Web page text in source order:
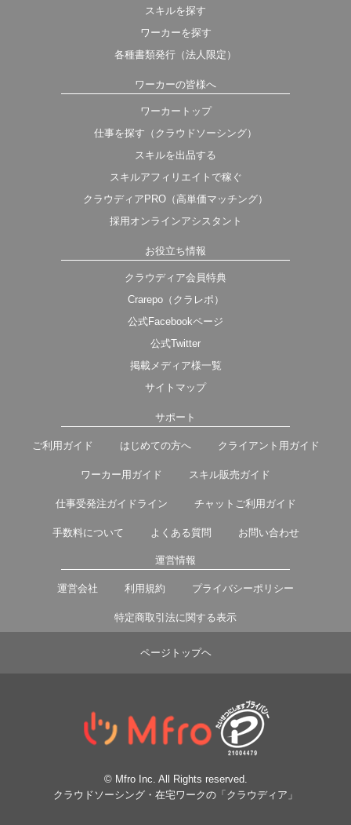
スキルを探す
ワーカーを探す
各種書類発行（法人限定）
ワーカーの皆様へ
ワーカートップ
仕事を探す（クラウドソーシング）
スキルを出品する
スキルアフィリエイトで稼ぐ
クラウディアPRO（高単価マッチング）
採用オンラインアシスタント
お役立ち情報
クラウディア会員特典
Crarepo（クラレポ）
公式Facebookページ
公式Twitter
掲載メディア様一覧
サイトマップ
サポート
ご利用ガイド はじめての方へ クライアント用ガイド
ワーカー用ガイド スキル販売ガイド
仕事受発注ガイドライン チャットご利用ガイド
手数料について よくある質問 お問い合わせ
運営情報
運営会社 利用規約 プライバシーポリシー
特定商取引法に関する表示
ページトップヘ
© Mfro Inc. All Rights reserved.
クラウドソーシング・在宅ワークの「クラウディア」